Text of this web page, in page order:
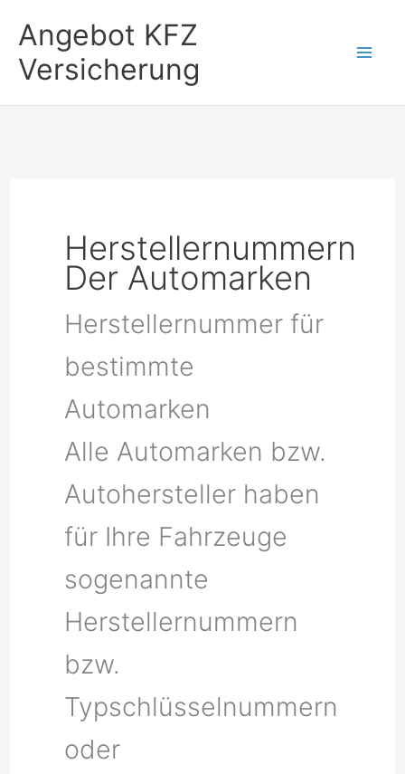
Inhalt
springen
Angebot KFZ
Versicherung
Herstellernummern
Der Automarken
Herstellernummer für
bestimmte
Automarken
Alle Automarken bzw.
Autohersteller haben
für Ihre Fahrzeuge
sogenannte
Herstellernummern
bzw.
Typschlüsselnummern
oder